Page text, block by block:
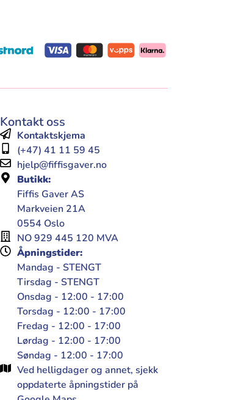
Kontakt oss
Kontaktskjema
(+47) 41 11 59 45
hjelp@fiffisgaver.no
Butikk:
Fiffis Gaver AS
Markveien 21A
0554 Oslo
NO 929 445 120 MVA
Åpningstider:
Mandag - STENGT
Tirsdag - STENGT
Onsdag - 12:00 - 17:00
Torsdag - 12:00 - 17:00
Fredag - 12:00 - 17:00
Lørdag - 12:00 - 17:00
Søndag - 12:00 - 17:00
Ved helligdager og annet, sjekk
oppdaterte åpningstider på